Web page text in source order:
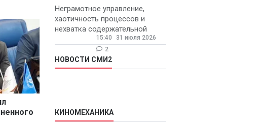
Неграмотное управление,
хаотичность процессов и
нехватка содержательной
обратной связи от
руководителя являются
основными причинами
конфликтов и раздражения в
15:40
31 июля 2026
2
НОВОСТИ СМИ2
КИНОМЕХАНИКА